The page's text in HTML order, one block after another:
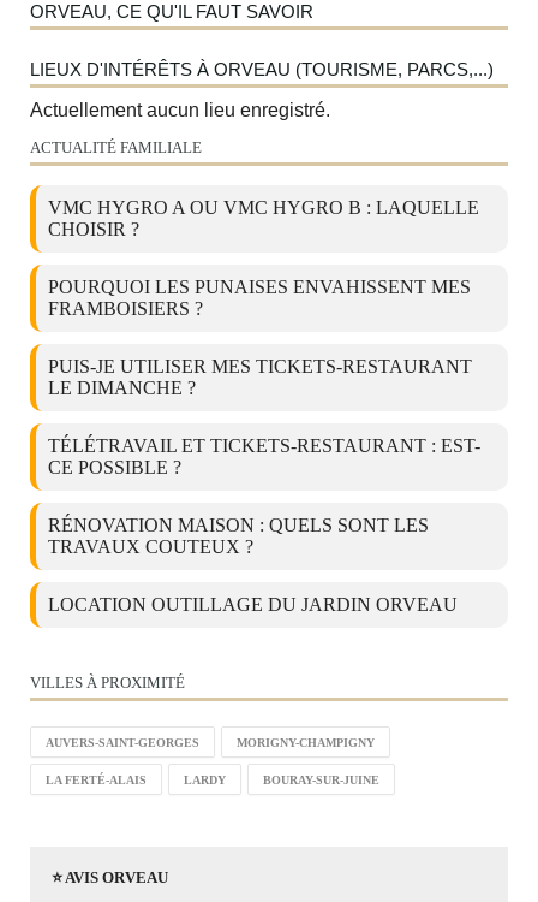
ORVEAU, CE QU'IL FAUT SAVOIR
LIEUX D'INTÉRÊTS À ORVEAU (TOURISME, PARCS,...)
Actuellement aucun lieu enregistré.
ACTUALITÉ FAMILIALE
VMC HYGRO A OU VMC HYGRO B : LAQUELLE
CHOISIR ?
POURQUOI LES PUNAISES ENVAHISSENT MES
FRAMBOISIERS ?
PUIS-JE UTILISER MES TICKETS-RESTAURANT
LE DIMANCHE ?
TÉLÉTRAVAIL ET TICKETS-RESTAURANT : EST-
CE POSSIBLE ?
RÉNOVATION MAISON : QUELS SONT LES
TRAVAUX COUTEUX ?
LOCATION OUTILLAGE DU JARDIN ORVEAU
VILLES À PROXIMITÉ
AUVERS-SAINT-GEORGES MORIGNY-CHAMPIGNY
LA FERTÉ-ALAIS LARDY BOURAY-SUR-JUINE
⭐ AVIS ORVEAU